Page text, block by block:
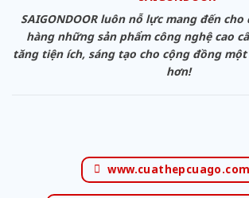
SAIGONDOOR luôn nỗ lực mang đến
hàng những sản phẩm công nghệ cao
tăng tiện ích, sáng tạo cho cộng đồng
hơn!
www.cuathepcuago.com